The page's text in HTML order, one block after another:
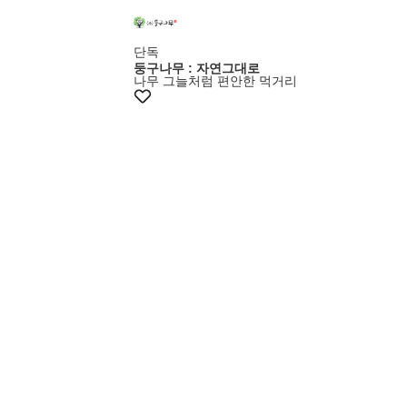
단독
둥구나무 : 자연그대로
나무 그늘처럼 편안한 먹거리